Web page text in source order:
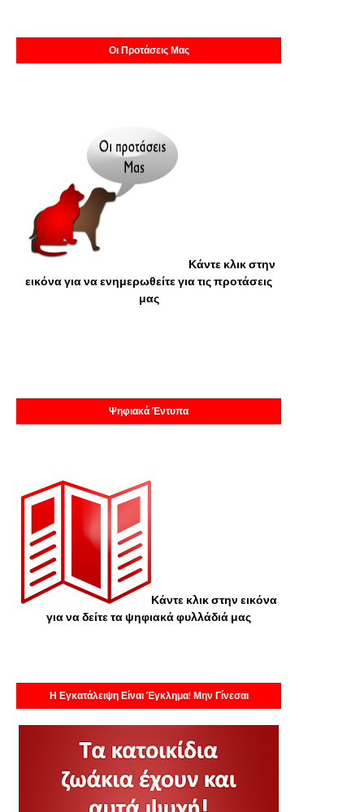
Οι Προτάσεις Μας
Κάντε κλικ στην
εικόνα για να ενημερωθείτε για τις προτάσεις
μας
Ψηφιακά Έντυπα
Κάντε κλικ στην εικόνα
για να δείτε τα ψηφιακά φυλλάδιά μας
Η Εγκατάλειψη Είναι Έγκλημα! Μην Γίνεσαι